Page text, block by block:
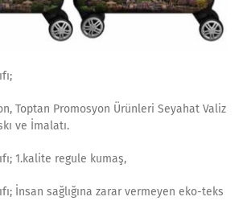
Toptan Promosyon Ürünleri Seyahat Valiz
ve İmalatı.
1.kalite regule kumaş,
İnsan sağlığına zarar vermeyen eko-teks